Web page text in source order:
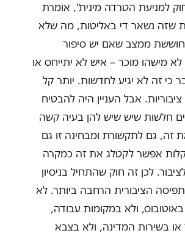
למניעת הטרדה מינית", אומרת
שזה נשאר די באליטות, מה שלא
חוששת ממצב שאם יש סיפור
מישהו מוכר – איש לא יתייחס או
כי זה לא יגיע לחדשות. יותר קל
אבל העניין היה להבטיח
חלשות שיש שיש להן בעיה קשה
זה, גם לתקשורת ומבחינה זו גם
אפשר לקטלג את זה כמקרה
לכן זה חוק שהתחיל בניסיון
הציבורית הרחבה ביותר. לא
ולא במקומות עבודה,
או בשירות המדינה, ולא בצבא